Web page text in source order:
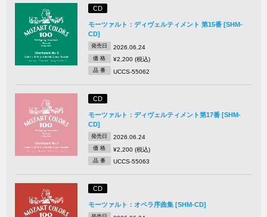
CD
モーツァルト：ディヴェルティメント 第15番 [SHM-
CD]
発売日 2026.06.24
価 格 ¥2,200 (税込)
品 番 UCCS-55062
CD
モーツァルト：ディヴェルティメント第17番 [SHM-
CD]
発売日 2026.06.24
価 格 ¥2,200 (税込)
品 番 UCCS-55063
CD
モーツァルト：オペラ序曲集 [SHM-CD]